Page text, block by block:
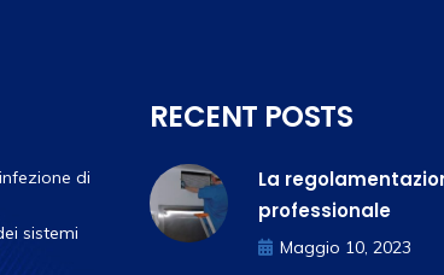
di
sistemi
RECENT POSTS
La
professionale
Maggio 10, 2023